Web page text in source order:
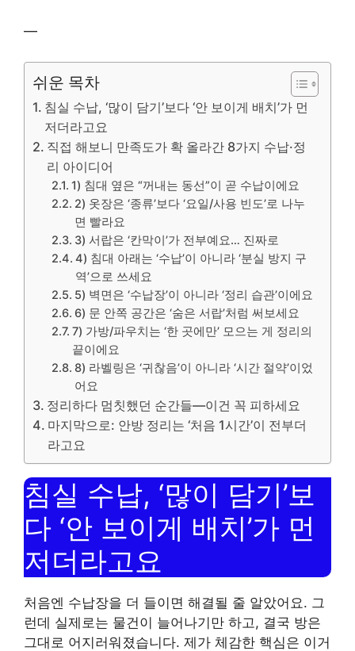
—
쉬운 목차
침실 수납, ‘많이 담기’보다 ‘안 보이게 배치’가 먼
저더라고요
직접 해보니 만족도가 확 올라간 8가지 수납·정
리 아이디어
1) 침대 옆은 “꺼내는 동선”이 곧 수납이에요
2) 옷장은 ‘종류’보다 ‘요일/사용 빈도’로 나누
면 빨라요
3) 서랍은 ‘칸막이’가 전부예요… 진짜로
4) 침대 아래는 ‘수납’이 아니라 ‘분실 방지 구
역’으로 쓰세요
5) 벽면은 ‘수납장’이 아니라 ‘정리 습관’이에요
6) 문 안쪽 공간은 ‘숨은 서랍’처럼 써보세요
7) 가방/파우치는 ‘한 곳에만’ 모으는 게 정리의
끝이에요
8) 라벨링은 ‘귀찮음’이 아니라 ‘시간 절약’이었
어요
정리하다 멈칫했던 순간들—이건 꼭 피하세요
마지막으로: 안방 정리는 ‘처음 1시간’이 전부더
라고요
침실 수납, ‘많이 담기’보
다 ‘안 보이게 배치’가 먼
저더라고요
처음엔 수납장을 더 들이면 해결될 줄 알았어요. 그
런데 실제로는 물건이 늘어나기만 하고, 결국 방은
그대로 어지러워졌습니다. 제가 체감한 핵심은 이거